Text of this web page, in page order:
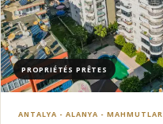
PROPRIÉTÉS PRÊTES
ANTALYA - ALANYA - MAHMUTLAR